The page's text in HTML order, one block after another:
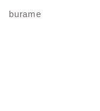
burame